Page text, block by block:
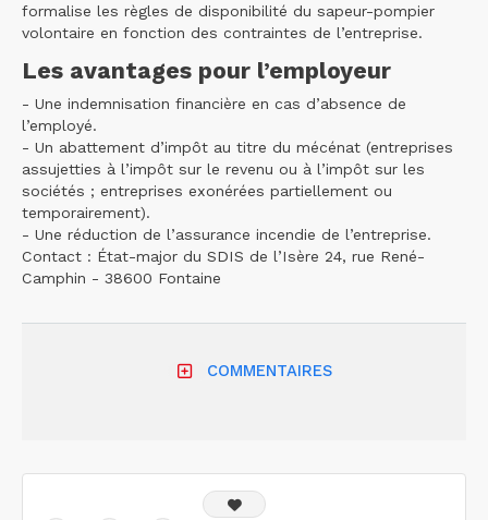
formalise les règles de disponibilité du sapeur-pompier
volontaire en fonction des contraintes de l’entreprise.
Les avantages pour l’employeur
- Une indemnisation financière en cas d’absence de
l’employé.
- Un abattement d’impôt au titre du mécénat (entreprises
assujetties à l’impôt sur le revenu ou à l’impôt sur les
sociétés ; entreprises exonérées partiellement ou
temporairement).
- Une réduction de l’assurance incendie de l’entreprise.
Contact : État-major du SDIS de l’Isère 24, rue René-
Camphin - 38600 Fontaine
COMMENTAIRES